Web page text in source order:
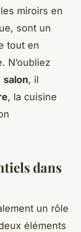
miroirs en
sont un
tout en
N’oubliez
salon, il
, la cuisine
dans
un rôle
éléments